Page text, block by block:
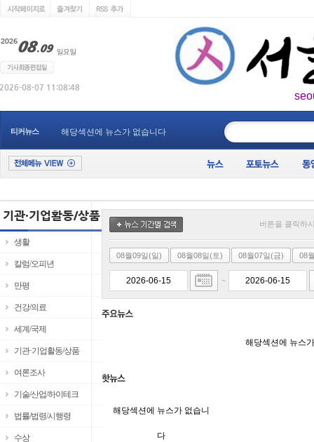
티커뉴스 해당섹션에 뉴스가 없습니다
생활
칼럼/오피년
만평
건강/의료
세계/국제
기관·기업활동/상품
여론조사
기술/산업/하이테크
법률/법령/시행령
수상
버튼을 클릭하
08월09일(일) 08월08일(토) 08월07일(금) 08
~
해당섹션에 뉴스
해당섹션에 뉴스가 없습니
다